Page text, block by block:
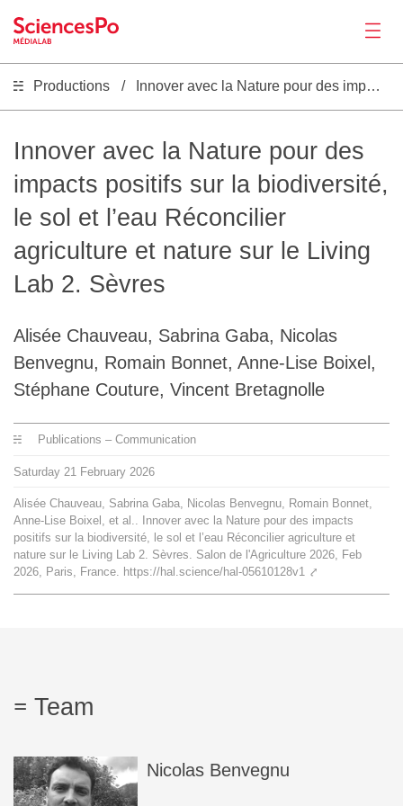
News
Productions
Activities
Tools
Jobs
Team
The médialab
FR|EN
Productions Innover avec la Nature pour des impacts positifs sur la biodiversité, le sol et l’eau Réconcilier agriculture et nature sur le Living Lab 2. Sèvres
Innover avec la Nature pour des
impacts positifs sur la biodiversité,
le sol et l’eau Réconcilier
agriculture et nature sur le Living
Lab 2. Sèvres
Alisée Chauveau, Sabrina Gaba, Nicolas
Benvegnu, Romain Bonnet, Anne-Lise Boixel,
Stéphane Couture, Vincent Bretagnolle
Publications – Communication
Saturday 21 February 2026
Alisée Chauveau, Sabrina Gaba, Nicolas Benvegnu, Romain Bonnet,
Anne-Lise Boixel, et al.. Innover avec la Nature pour des impacts
positifs sur la biodiversité, le sol et l’eau Réconcilier agriculture et
nature sur le Living Lab 2. Sèvres. Salon de l'Agriculture 2026, Feb
2026, Paris, France. https://hal.science/hal-05610128v1 ⤤
Team
Nicolas Benvegnu